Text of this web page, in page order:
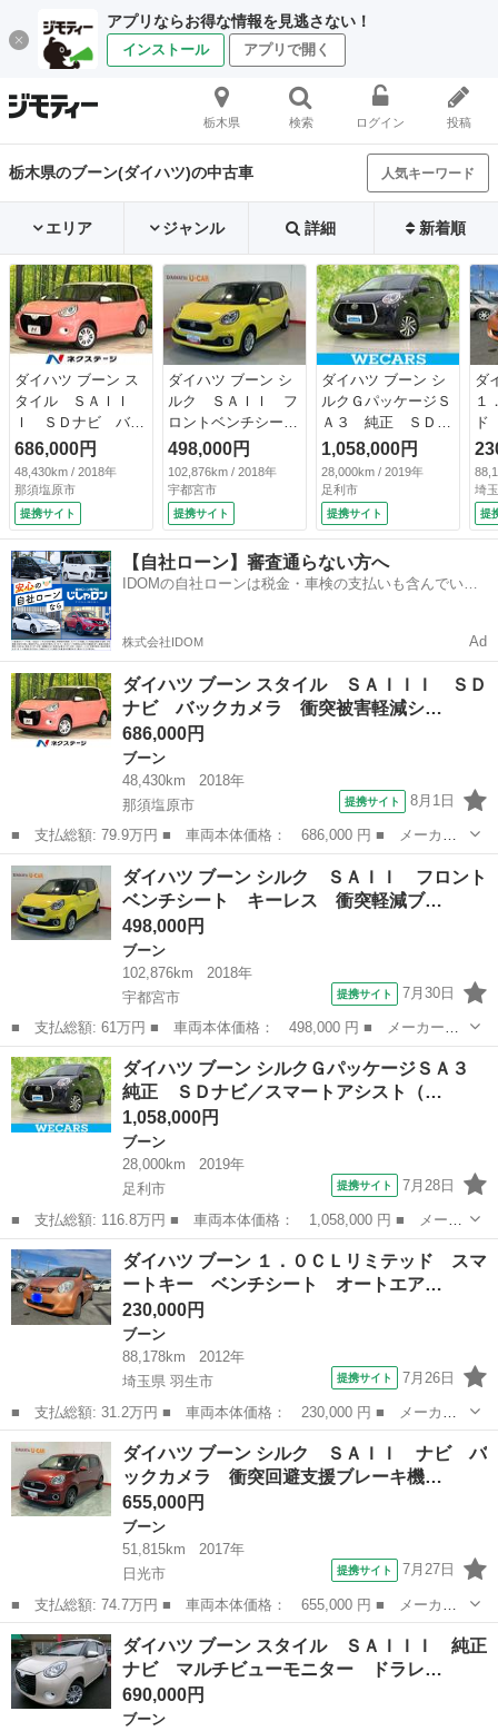
アプリならお得な情報を見逃さない！
インストール アプリで開く
栃木県 検索 ログイン 投稿
栃木県のブーン(ダイハツ)の中古車 人気キーワード
エリア ジャンル 詳細 新着順
ダイハツ ブーン ス
タイル ＳＡＩＩ
Ｉ ＳＤナビ バッ
クカメラ 衝突被害
軽減システム ドラ
レコ コーナーセン
サー スマートキ
ー ＬＥＤヘッド
オートハイビーム
オートライト オー
トエアコン Ｂｌｕ
ｅｔｏｏｔｈ Ｃ
Ｄ 地デジ （検
9.11）
686,000円
48,430km / 2018年
那須塩原市
提携サイト
ダイハツ ブーン シ
ルク ＳＡＩＩ フ
ロントベンチシー
ト キーレス 衝突
軽減ブレーキ 助手
席エアバッグ 盗難
防止 記録簿 横滑
り防止機能 オート
ライト メモリーナ
ビ ＬＥＤヘッドラ
ンプ 衝突安全ボデ
カメラ （車検整備
498,000円
102,876km / 2018年
宇都宮市
提携サイト
ダイハツ ブーン シ
ルクＧパッケージＳ
Ａ３ 純正 ＳＤナ
ビ／スマートアシス
ト（トヨタ・ダイハ
ツ）／車線逸脱防止
支援システム／ドラ
イブレコーダー 純
正／ヘッドランプ
ＬＥＤ／Ｂｌｕｅｔ
ｏｏｔｈ接続／ＥＴ
1,058,000円
28,000km / 2019年
足利市
提携サイト
ダ
１
ベ
ト
グ
パ
盗
ア
埼
提
【自社ローン】審査通らない方へ
IDOMの自社ローンは税金・車検の支払いも含んでいる
株式会社IDOM Ad
ダイハツ ブーン スタイル ＳＡＩＩＩ ＳＤ
ナビ バックカメラ 衝突被害軽減シ…
686,000円
ブーン
48,430km
2018年
那須塩原市
提携サイト 8月1日
■ 支払総額: 79.9万円 ■ 車両本体価格： 686,000 円 ■ メーカー
名： ダイハツ ■ 車種名： ブーン ■ グレード名： スタイル
ＳＡＩＩＩ ＳＤナビ バックカメラ 衝突被害軽減システム ドラ
レコ コーナ...
栃木 那須塩原市 ブーン
ダイハツ ブーン シルク ＳＡＩＩ フロント
ベンチシート キーレス 衝突軽減ブ…
498,000円
ブーン
102,876km
2018年
宇都宮市
提携サイト 7月30日
■ 支払総額: 61万円 ■ 車両本体価格： 498,000 円 ■ メーカー
名： ダイハツ ■ 車種名： ブーン ■ グレード名： シルク Ｓ
ＡＩＩ フロントベンチシート キーレス 衝突軽減ブレーキ 助手
席エアバッグ 盗...
栃木 宇都宮市
ダイハツ ブーン シルクＧパッケージＳＡ３
純正 ＳＤナビ／スマートアシスト（…
1,058,000円
ブーン
28,000km
2019年
足利市
提携サイト 7月28日
■ 支払総額: 116.8万円 ■ 車両本体価格： 1,058,000 円 ■ メーカ
ー名： ダイハツ ■ 車種名： ブーン ■ グレード名： シルクＧ
パッケージＳＡ３ 純正 ＳＤナビ／スマートアシスト（トヨタ・ダ
イハツ）...
栃木 足利市 ブーン
ダイハツ ブーン １．０ＣＬリミテッド スマ
ートキー ベンチシート オートエア…
230,000円
ブーン
88,178km
2012年
埼玉県 羽生市
提携サイト 7月26日
■ 支払総額: 31.2万円 ■ 車両本体価格： 230,000 円 ■ メーカー
名： ダイハツ ■ 車種名： ブーン ■ グレード名： １．０ＣＬ
リミテッド スマートキー ベンチシート オートエアコン ワンセ
グＴＶ ナビ...
埼玉 羽生市 ブーン
ダイハツ ブーン シルク ＳＡＩＩ ナビ バ
ックカメラ 衝突回避支援ブレーキ機…
655,000円
ブーン
51,815km
2017年
日光市
提携サイト 7月27日
■ 支払総額: 74.7万円 ■ 車両本体価格： 655,000 円 ■ メーカー
名： ダイハツ ■ 車種名： ブーン ■ グレード名： シルク Ｓ
ＡＩＩ ナビ バックカメラ 衝突回避支援ブレーキ機能（対車
両） 車線逸脱警...
栃木 日光市 ブーン
ダイハツ ブーン スタイル ＳＡＩＩＩ 純正
ナビ マルチビューモニター ドラレ…
690,000円
ブーン